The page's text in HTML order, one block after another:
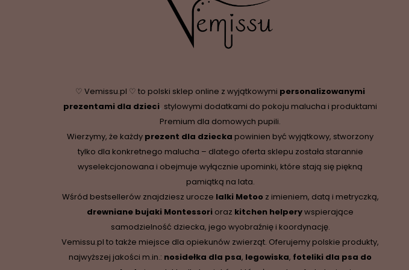
♡ Vemissu.pl ♡ to polski sklep online z wyjątkowymi personalizowanymi
prezentami dla dzieci, stylowymi dodatkami do pokoju malucha i produktami
Premium dla domowych pupili.
Wierzymy, że każdy prezent dla dziecka powinien być wyjątkowy, stworzony
tylko dla konkretnego malucha – dlatego oferta sklepu została starannie
wyselekcjonowana i obejmuje wyłącznie upominki, które stają się piękną
pamiątką na lata.
Wśród bestsellerów znajdziesz urocze lalki Metoo z imieniem, datą i metryczką,
drewniane bujaki Montessori oraz kitchen helperywspierające
samodzielność dziecka, jego wyobraźnię i koordynację.
Vemissu.pl to także miejsce dla opiekunów zwierząt. Oferujemy polskie produkty,
najwyższej jakości m.in.: nosidełka dla psa, legowiska, foteliki dla psa do